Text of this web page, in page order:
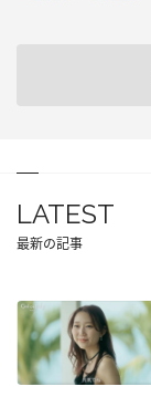
LATEST
最新の記事